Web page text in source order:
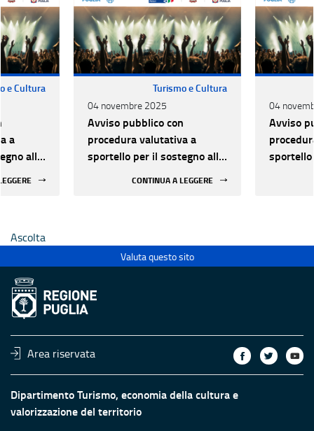
e Cultura
a
alle
Turismo e Cultura
04 novembre 2025
Avviso pubblico con
procedura valutativa a
sportello per il sostegno alle
CONTINUA A LEGGERE
04
Avviso
Ascolta
Valuta questo sito
Area riservata
Dipartimento Turismo, economia della cultura e
valorizzazione del territorio